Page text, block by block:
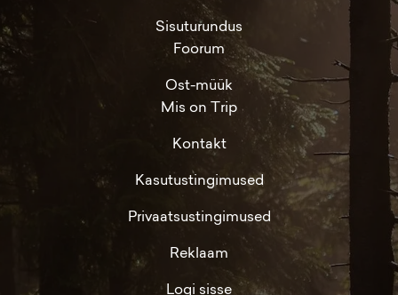
Sisuturundus
Foorum
Ost-müük
Mis on Trip
Kontakt
Kasutustingimused
Privaatsustingimused
Reklaam
Logi sisse